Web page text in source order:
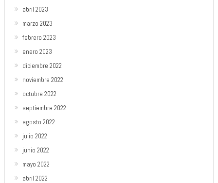
abril 2023
marzo 2023
febrero 2023
enero 2023
diciembre 2022
noviembre 2022
octubre 2022
septiembre 2022
agosto 2022
julio 2022
junio 2022
mayo 2022
abril 2022